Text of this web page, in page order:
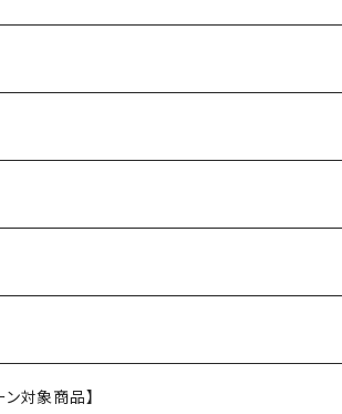
リーズ
リーズ
対象商品】